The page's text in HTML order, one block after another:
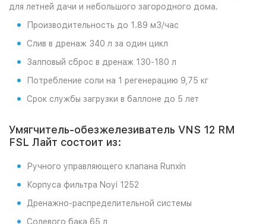
для летней дачи и небольшого загородного дома.
Производительность до 1.89 м3/час
Слив в дренаж 340 л за один цикл
Залповый сброс в дренаж 130-180 л
Потребление соли на 1 регенерацию 9,75 кг
Срок службы загрузки в баллоне до 5 лет
Умягчитель-обезжелезиватель VNS 12 RM
FSL Лайт состоит из:
Ручного управляющего клапана Runxin
Корпуса фильтра Noyi 1252
Дренажно-распределительной системы
Солевого бака 65 л